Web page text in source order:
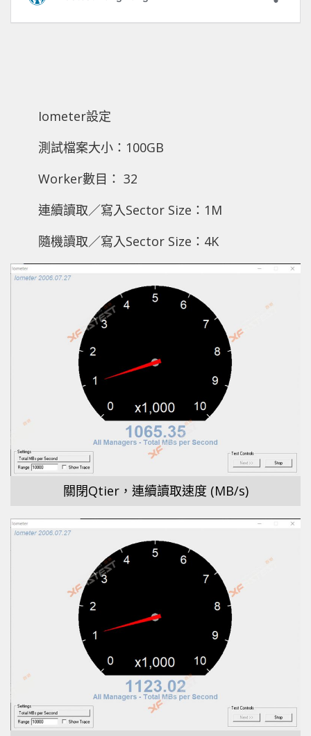
Iometer設定
測試檔案大小：100GB
Worker數目： 32
連續讀取／寫入Sector Size：1M
隨機讀取／寫入Sector Size：4K
關閉Qtier，連續讀取速度 (MB/s)